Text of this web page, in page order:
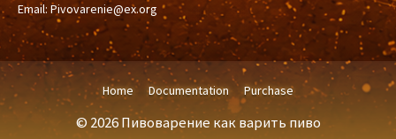
Email: Pivovarenie@ex.org
Home Documentation Purchase
© 2026 Пивоварение как варить пиво